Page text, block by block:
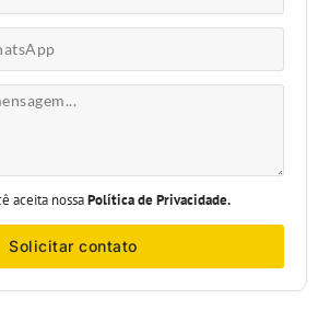
aceita nossaPolítica de Privacidade.
Solicitar contato